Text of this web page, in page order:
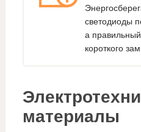
светодиоды
а
короткого
материалы